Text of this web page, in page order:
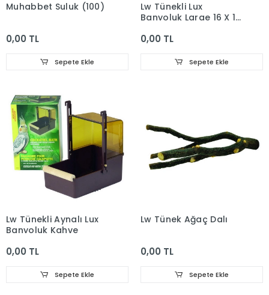
Muhabbet Suluk (100)
0,00 TL
Sepete Ekle
Lw Tünekli Lux
Banyoluk Large 16 X 16
0,00 TL
Sepete Ekle
Lw Tünekli Aynalı Lux
Banyoluk Kahve
0,00 TL
Sepete Ekle
Lw Tünek Ağaç Dalı
0,00 TL
Sepete Ekle